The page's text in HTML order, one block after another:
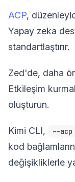
ACP,
Yapay zeka
standartlaştırır.
Zed'de, daha
Etkileşim
oluşturun.
Kimi CLI, --acp
kod
değişikliklerle